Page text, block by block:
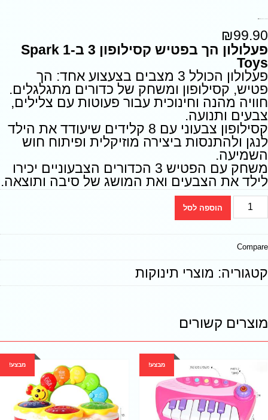
₪99.90
פעלולון הך בפטיש קסילופון 3 ב-1 Spark
Toys
פעלולון הכולל 3 מצבים בצעצוע אחד: הך
פטיש, קסילופון ומשחק של כדורים מתגלגלים.
חוויה מהנה וחינוכית עבור פעוטות עם צלילים,
צבעים ותנועה.
קסילופון צבעוני עם 8 קלידים שיעודד את הילד
לנגן ולהתנסות ביצירה מוזיקלית ופיתוח חוש
השמיעה.
משחק עם הפטיש 3 הכדורים הצבעוניים יכירו
לילד את הצבעים ואת המושג של סיבה ותוצאה.
הוספה לסל
Compare
קטגוריה: מוצרי תינוקות
מוצרים קשורים
מבצע! מבצע!